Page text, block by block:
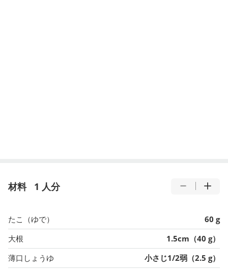
材料 1 人分
たこ（ゆで）
60 g
大根
1.5cm（40 g）
薄口しょうゆ
小さじ1/2弱（2.5 g）